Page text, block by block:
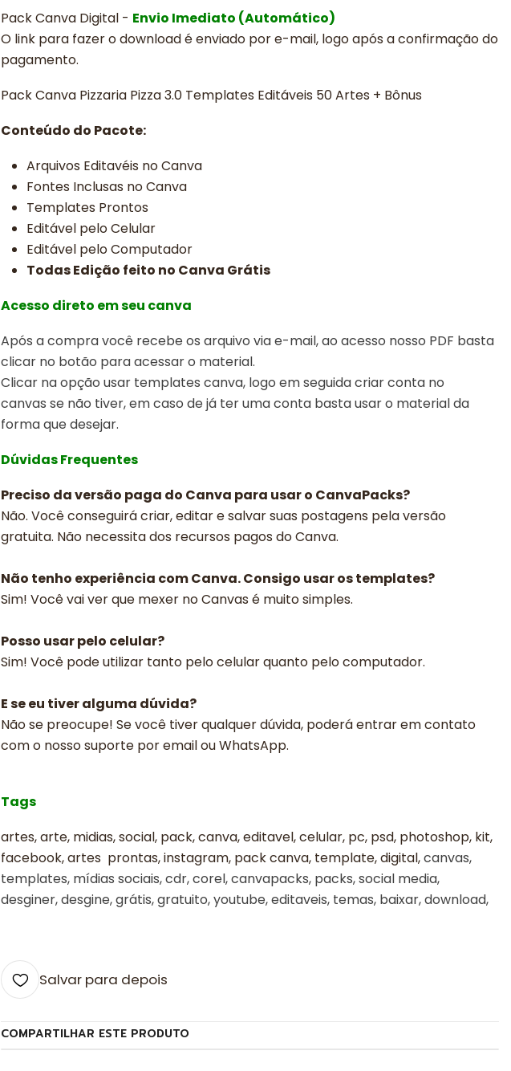
Pack Canva Digital - Envio Imediato (Automático)
O link para fazer o download é enviado por e-mail, logo após a confirmação do
pagamento.
Pack Canva Pizzaria Pizza 3.0 Templates Editáveis 50 Artes + Bônus
Conteúdo do Pacote:
Arquivos Editavéis no Canva
Fontes Inclusas no Canva
Templates Prontos
Editável pelo Celular
Editável pelo Computador
Todas Edição feito no Canva Grátis
Acesso direto em seu canva
Após a compra você recebe os arquivo via e-mail, ao acesso nosso PDF basta
clicar no botão para acessar o material.
Clicar na opção usar templates canva, logo em seguida criar conta no
canvas se não tiver, em caso de já ter uma conta basta usar o material da
forma que desejar.
Dúvidas Frequentes
Preciso da versão paga do Canva para usar o CanvaPacks?
Não. Você conseguirá criar, editar e salvar suas postagens pela versão
gratuita. Não necessita dos recursos pagos do Canva.
Não tenho experiência com Canva. Consigo usar os templates?
Sim! Você vai ver que mexer no Canvas é muito simples.
Posso usar pelo celular?
Sim! Você pode utilizar tanto pelo celular quanto pelo computador.
E se eu tiver alguma dúvida?
Não se preocupe! Se você tiver qualquer dúvida, poderá entrar em contato
com o nosso suporte por email ou WhatsApp.
Tags
artes, arte, midias, social, pack, canva, editavel, celular, pc, psd, photoshop, kit,
facebook, artes prontas, instagram, pack canva, template, digital,canvas,
templates, mídias sociais, cdr, corel, canvapacks, packs, social media,
desginer, desgine, grátis, gratuito, youtube, editaveis, temas, baixar, download,
Salvar para depois
COMPARTILHAR ESTE PRODUTO